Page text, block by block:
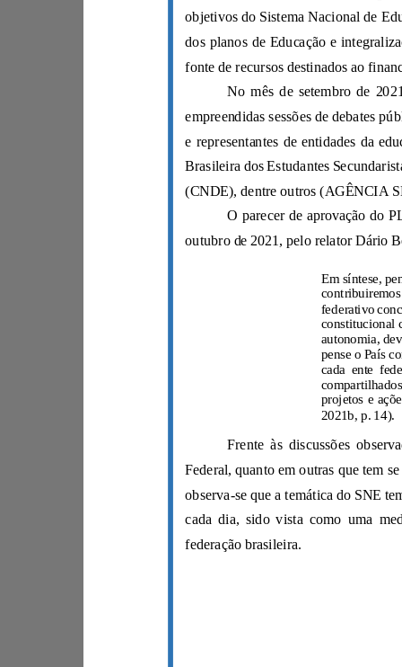
2021b, p. 14).
federação brasileira.